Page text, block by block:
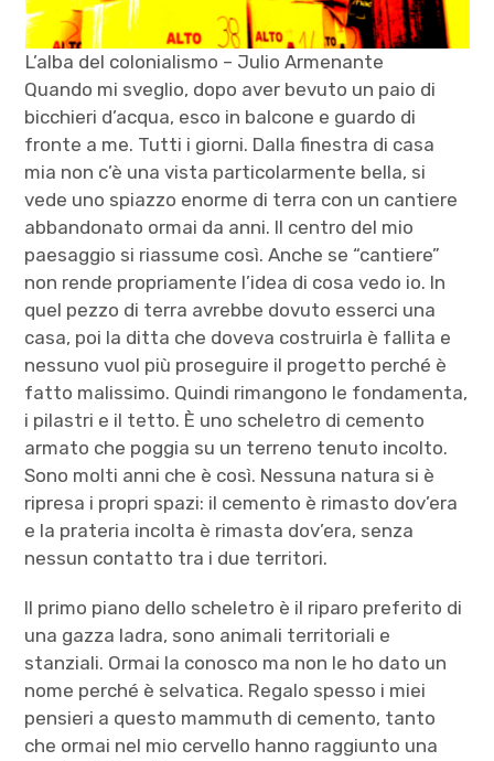
L’alba del colonialismo – Julio Armenante
Quando mi sveglio, dopo aver bevuto un paio di
bicchieri d’acqua, esco in balcone e guardo di
fronte a me. Tutti i giorni. Dalla finestra di casa
mia non c’è una vista particolarmente bella, si
vede uno spiazzo enorme di terra con un cantiere
abbandonato ormai da anni. Il centro del mio
paesaggio si riassume così. Anche se “cantiere”
non rende propriamente l’idea di cosa vedo io. In
quel pezzo di terra avrebbe dovuto esserci una
casa, poi la ditta che doveva costruirla è fallita e
nessuno vuol più proseguire il progetto perché è
fatto malissimo. Quindi rimangono le fondamenta,
i pilastri e il tetto. È uno scheletro di cemento
armato che poggia su un terreno tenuto incolto.
Sono molti anni che è così. Nessuna natura si è
ripresa i propri spazi: il cemento è rimasto dov’era
e la prateria incolta è rimasta dov’era, senza
nessun contatto tra i due territori.
Il primo piano dello scheletro è il riparo preferito di
una gazza ladra, sono animali territoriali e
stanziali. Ormai la conosco ma non le ho dato un
nome perché è selvatica. Regalo spesso i miei
pensieri a questo mammuth di cemento, tanto
che ormai nel mio cervello hanno raggiunto una